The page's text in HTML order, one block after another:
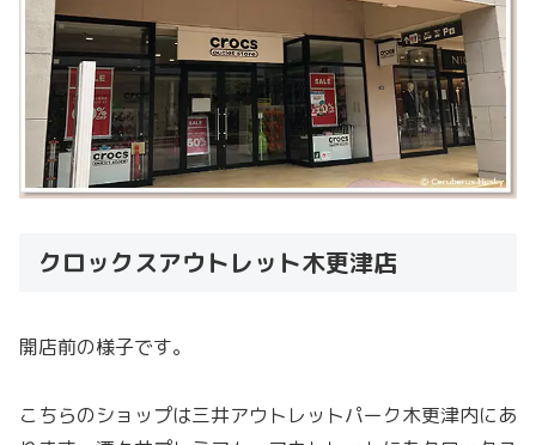
クロックスアウトレット木更津店
開店前の様子です。
こちらのショップは三井アウトレットパーク木更津内にあ